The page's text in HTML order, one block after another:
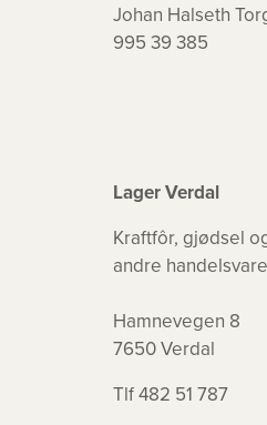
Johan Halseth
995 39 385
Lager Verdal
Kraftfôr, gjødsel
andre
Hamnevegen 8
7650 Verdal
Tlf 482 51 787